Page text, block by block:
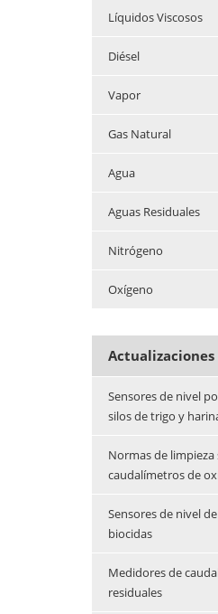
Líquidos Viscosos
Diésel
Vapor
Gas Natural
Agua
Aguas Residuales
Nitrógeno
Oxígeno
Sensores de nivel
silos de trigo y
Normas de limpieza
caudalímetros de
Sensores de nivel
biocidas
Medidores de
residuales